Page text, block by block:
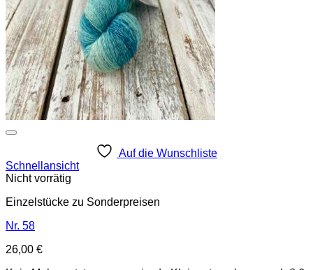
Auf die Wunschliste
Schnellansicht
Nicht vorrätig
Einzelstücke zu Sonderpreisen
Nr. 58
26,00 €